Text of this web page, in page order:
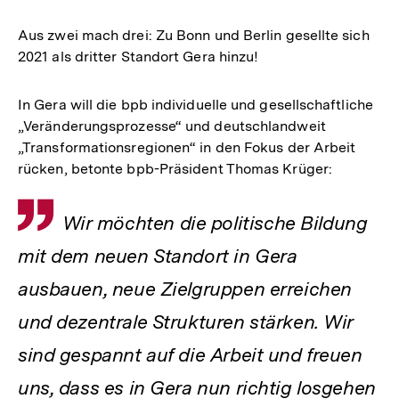
Aus zwei mach drei: Zu Bonn und Berlin gesellte sich
2021 als dritter Standort Gera hinzu!
In Gera will die bpb individuelle und gesellschaftliche
„Veränderungsprozesse“ und deutschlandweit
„Transformationsregionen“ in den Fokus der Arbeit
rücken, betonte bpb-Präsident Thomas Krüger:
Zitat
Wir möchten die politische Bildung
mit dem neuen Standort in Gera
ausbauen, neue Zielgruppen erreichen
und dezentrale Strukturen stärken. Wir
sind gespannt auf die Arbeit und freuen
uns, dass es in Gera nun richtig losgehen